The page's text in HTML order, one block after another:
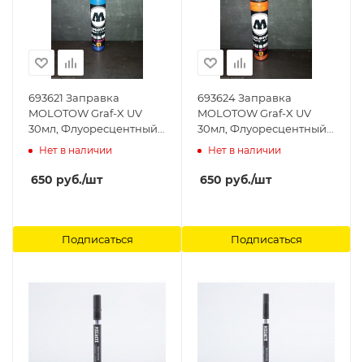
693621 Заправка
MOLOTOW Graf-X UV
30мл, Флуоресцентный
Синий, шт MOLOTOW
Нет в наличии
650 руб./шт
Подписаться
693624 Заправка
MOLOTOW Graf-X UV
30мл, Флуоресцентный
Оранжевый, шт
Нет в наличии
650 руб./шт
Подписаться